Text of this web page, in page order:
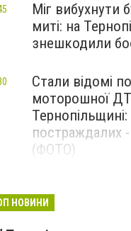
Міг вибухнути
миті: на
знешкодили
Стали відомі
моторошної
постраждалих
(ФОТО)
Тернополі
НОВИНИ